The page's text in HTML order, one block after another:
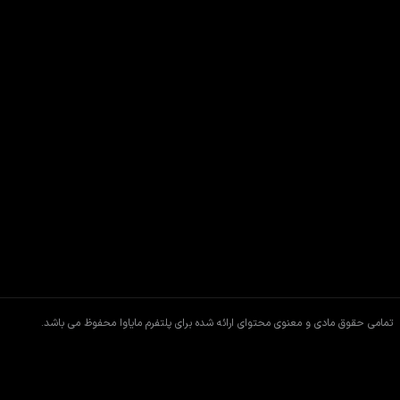
تمامی حقوق مادی و معنوی محتوای ارائه شده برای پلتفرم مایاوا محفوظ می باشد.